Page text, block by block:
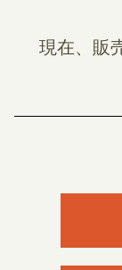
現在、販